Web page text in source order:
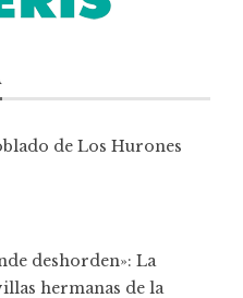
de Los Hurones
deshorden»: La
hermanas de la